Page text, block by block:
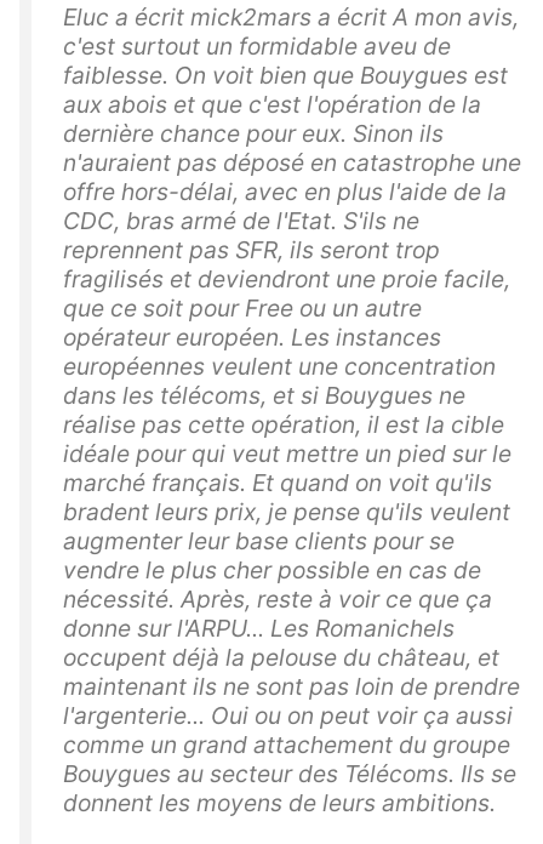
Eluc a écrit mick2mars a écrit A mon avis,
c'est surtout un formidable aveu de
faiblesse. On voit bien que Bouygues est
aux abois et que c'est l'opération de la
dernière chance pour eux. Sinon ils
n'auraient pas déposé en catastrophe une
offre hors-délai, avec en plus l'aide de la
CDC, bras armé de l'Etat. S'ils ne
reprennent pas SFR, ils seront trop
fragilisés et deviendront une proie facile,
que ce soit pour Free ou un autre
opérateur européen. Les instances
européennes veulent une concentration
dans les télécoms, et si Bouygues ne
réalise pas cette opération, il est la cible
idéale pour qui veut mettre un pied sur le
marché français. Et quand on voit qu'ils
bradent leurs prix, je pense qu'ils veulent
augmenter leur base clients pour se
vendre le plus cher possible en cas de
nécessité. Après, reste à voir ce que ça
donne sur l'ARPU... Les Romanichels
occupent déjà la pelouse du château, et
maintenant ils ne sont pas loin de prendre
l'argenterie... Oui ou on peut voir ça aussi
comme un grand attachement du groupe
Bouygues au secteur des Télécoms. Ils se
donnent les moyens de leurs ambitions.